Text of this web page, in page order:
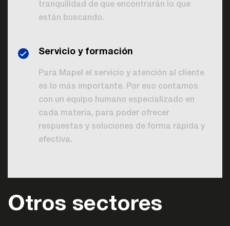
tranquilidad de que encontrarán lo que
están buscando.
Servicio y formación
Para Mapel el servicio y atención al cliente
es lo más importante. Por eso contamos
con un equipo humano especializado en
cada materia, para poder ofrecer
respuestas y soluciones de forma rápida y
efectiva.
Otros sectores